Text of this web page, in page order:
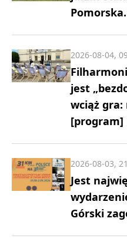
jest
wciąż gra:
[program]
2026-08-04,
Jest
Górski
2026-08-03,